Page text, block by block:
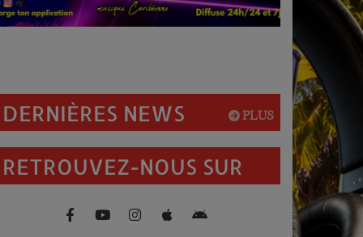
PLUS
DERNIÈRES NEWS
RETROUVEZ-NOUS SUR